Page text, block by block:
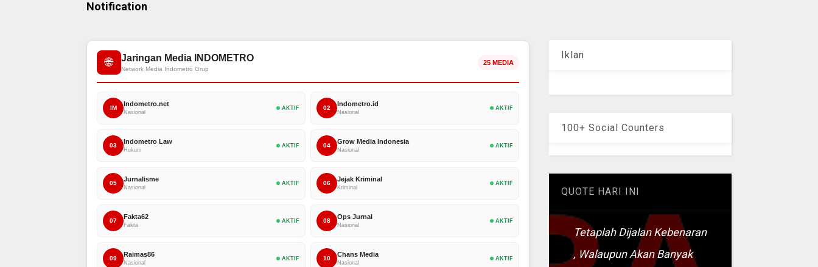
Notification
🌐 Jaringan Media INDOMETRO
Network Media Indometro Grup
25 MEDIA
IM
Indometro.net
Nasional
AKTIF 02
Indometro.id
Nasional
AKTIF
03
Indometro Law
Hukum
AKTIF 04
Grow Media Indonesia
Nasional
AKTIF
05
Jurnalisme
Nasional
AKTIF 06
Jejak Kriminal
Kriminal
AKTIF
07
Fakta62
Fakta
AKTIF 08
Ops Jurnal
Nasional
AKTIF
09
Raimas86
Nasional
AKTIF 10
Chans Media
Nasional
AKTIF
Iklan
100+ Social Counters
QUOTE HARI INI
Tetaplah Dijalan Kebenaran
, Walaupun Akan Banyak